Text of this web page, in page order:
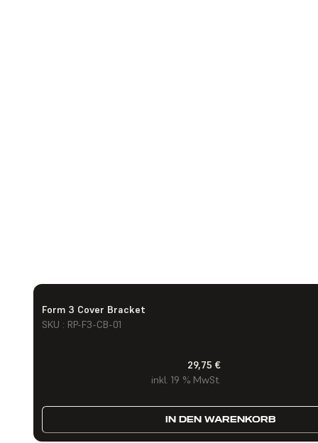
Form 3 Cover Bracket
SKU : RP-F3-CB-01
29,75 €
inkl. 19 % MwSt.
IN DEN WARENKORB